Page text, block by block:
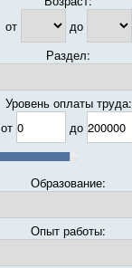
от
до
Раздел:
Уровень оплаты труда:
от
до
Образование:
Опыт работы: